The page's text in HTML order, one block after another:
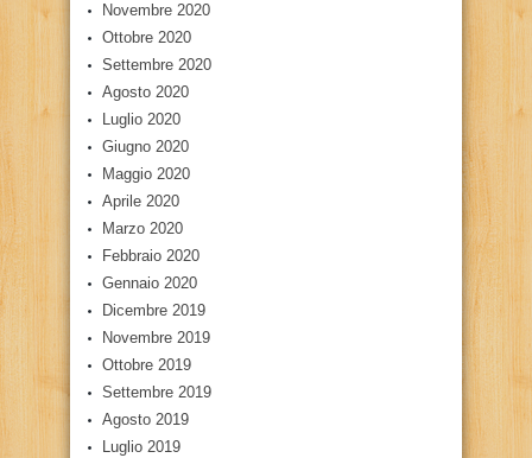
Novembre 2020
Ottobre 2020
Settembre 2020
Agosto 2020
Luglio 2020
Giugno 2020
Maggio 2020
Aprile 2020
Marzo 2020
Febbraio 2020
Gennaio 2020
Dicembre 2019
Novembre 2019
Ottobre 2019
Settembre 2019
Agosto 2019
Luglio 2019